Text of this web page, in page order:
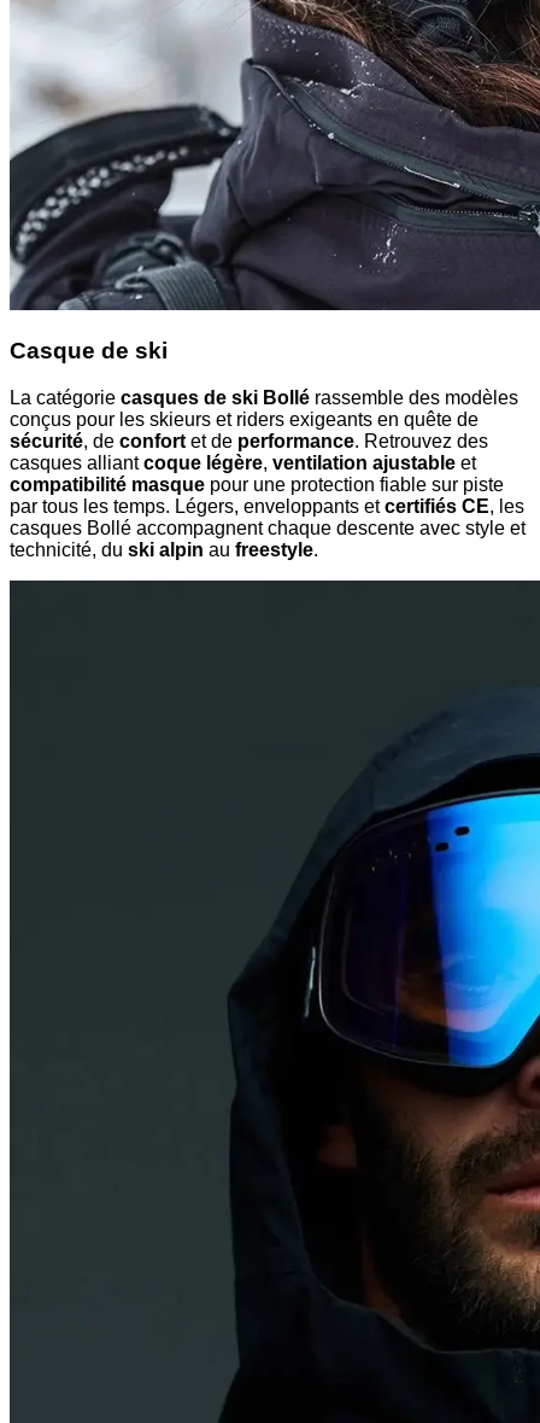
Casque de ski
La catégorie casques de ski Bollé rassemble des modèles
conçus pour les skieurs et riders exigeants en quête de
sécurité, de confort et de performance. Retrouvez des
casques alliantcoque légère, ventilation ajustable et
compatibilité masque pour une protection fiable sur piste
par tous les temps. Légers, enveloppants etcertifiés CE, les
casques Bollé accompagnent chaque descente avec style et
technicité, du ski alpin au freestyle.